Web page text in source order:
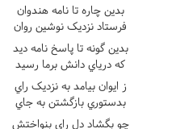
بدين چاره تا نامه هندوان
فرستاد نزديک نوشين روان
بدين گونه تا پاسخ نامه ديد
که درياي دانش برما رسيد
ز ايوان بيامد به نزديک راي
بدستوري بازگشتن به جاي
چو بگشاد دل راي بنواختش